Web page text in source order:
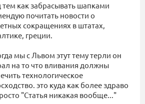
тем как забрасывать шапками
почитать новости о
сокращениях в штатах,
греции.
мы с Львом этут тему терли он
на то что вливания должны
технологическое
это куда как более здраво
"Статья никакая вообще..."